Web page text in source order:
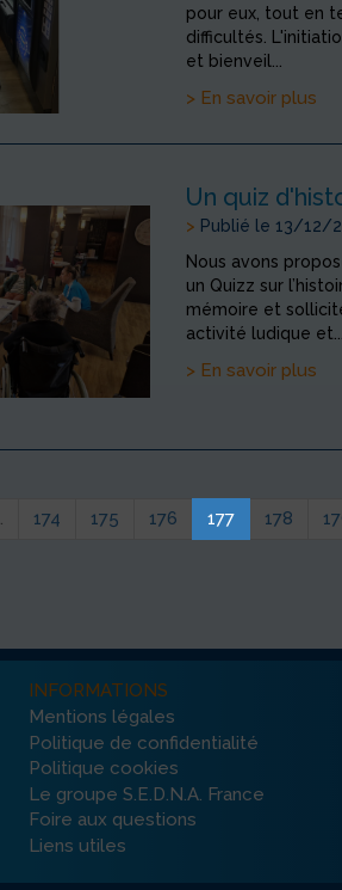
pour eux, tout en
difficultés.
et bienveil...
> En savoir plus
Un quiz
> Publié le 13/12/
Nous avons
un Quizz sur
mémoire et
activité ludique et...
> En savoir plus
174 175 176 177 178
INFORMATIONS
Mentions légales
Politique de confidentialité
Politique cookies
Le groupe S.E.D.N.A. France
Foire aux questions
Liens utiles